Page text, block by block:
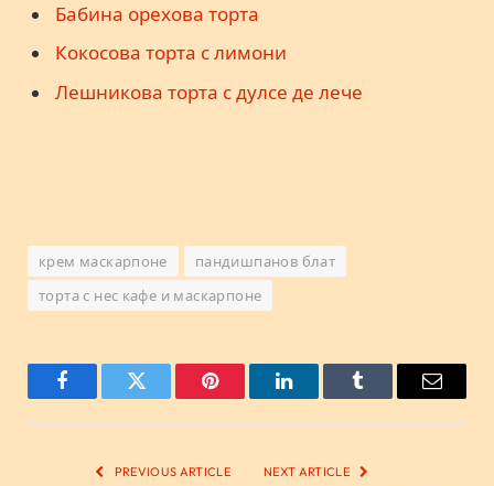
Бабина орехова торта
Кокосова торта с лимони
Лешникова торта с дулсе де лече
крем маскарпоне
пандишпанов блат
торта с нес кафе и маскарпоне
FacebookTwitter Pinterest LinkedInTumblr Email
PREVIOUS ARTICLE NEXT ARTICLE